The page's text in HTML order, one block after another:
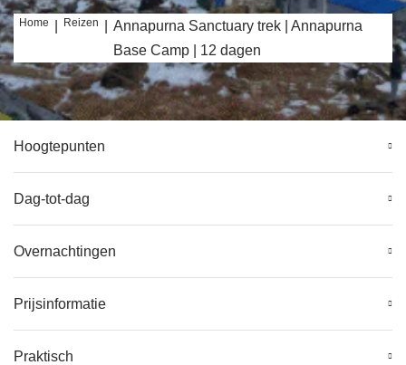
Home Reizen
Annapurna Sanctuary trek | Annapurna
Base Camp | 12 dagen
Hoogtepunten
Dag-tot-dag
Overnachtingen
Prijsinformatie
Praktisch